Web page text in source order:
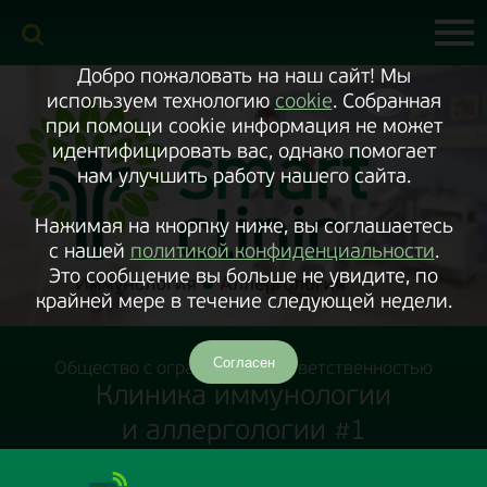
версию
сайта
Добро пожаловать на наш сайт! Мы
используем технологию cookie. Собранная
при помощи cookie информация не может
идентифицировать вас, однако помогает
нам улучшить работу нашего сайта.
Нажимая на кнорпку ниже, вы соглашаетесь
с нашей политикой конфиденциальности.
Это сообщение вы больше не увидите, по
крайней мере в течение следующей недели.
Согласен
Общество с ограниченной ответственностью
Клиника иммунологии
и аллергологии #1